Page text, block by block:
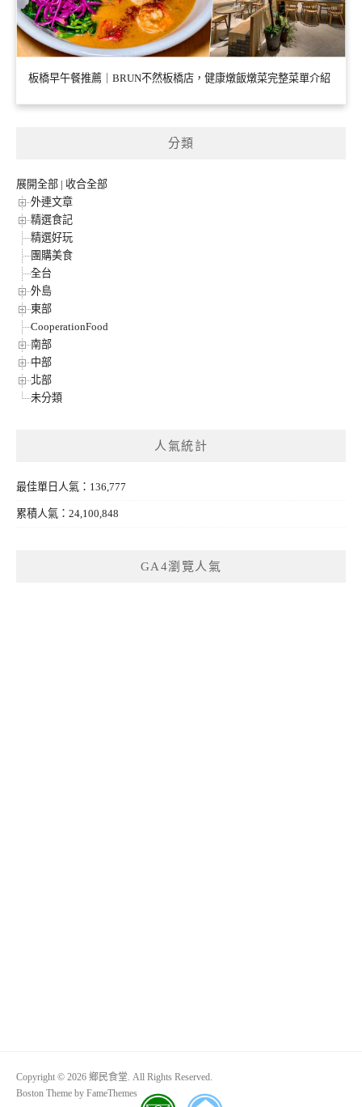
板橋早午餐推薦｜BRUN不然板橋店，健康燉飯燉菜完整菜單介紹
分類
展開全部 | 收合全部
外連文章
精選食記
精選好玩
團購美食
全台
外島
東部
CooperationFood
南部
中部
北部
未分類
人氣統計
最佳單日人氣：136,777
累積人氣：24,100,848
GA4瀏覽人氣
Copyright © 2026 鄉民食堂. All Rights Reserved.
Boston Theme by FameThemes